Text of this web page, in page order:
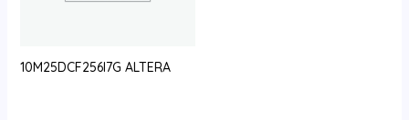
10M25DCF256I7G ALTERA